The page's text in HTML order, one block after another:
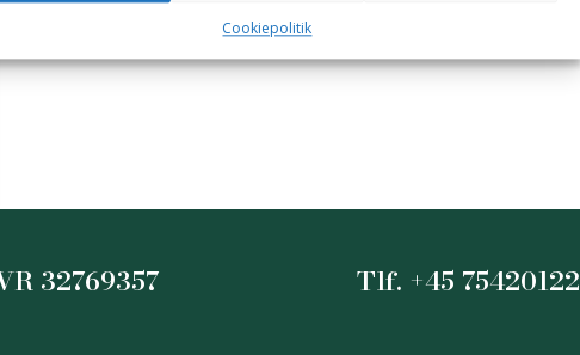
Cookiepolitik
32769357 Tlf. +45 75420122